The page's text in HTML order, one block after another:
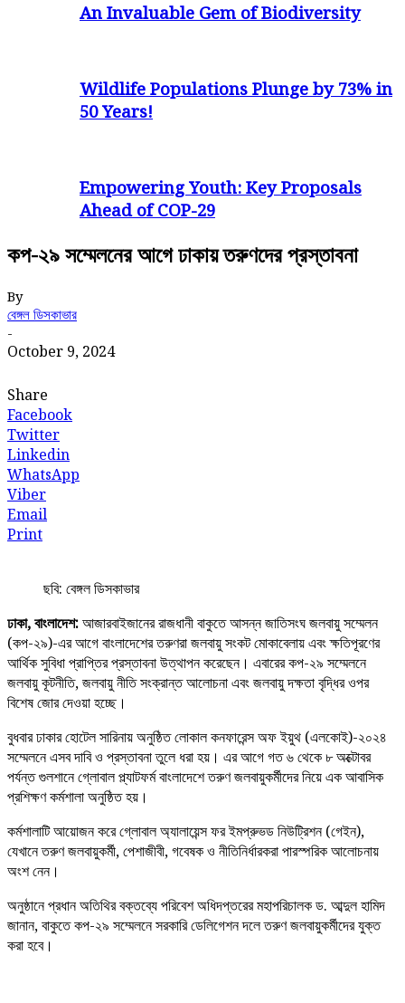
An Invaluable Gem of Biodiversity
Wildlife Populations Plunge by 73% in
50 Years!
Empowering Youth: Key Proposals
Ahead of COP-29
কপ-২৯ সম্মেলনের আগে ঢাকায় তরুণদের প্রস্তাবনা
By
বেঙ্গল ডিসকাভার
-
October 9, 2024
Share
Facebook
Twitter
Linkedin
WhatsApp
Viber
Email
Print
ছবি: বেঙ্গল ডিসকাভার
ঢাকা, বাংলাদেশ:আজারবাইজানের রাজধানী বাকুতে আসন্ন জাতিসংঘ জলবায়ু সম্মেলন
(কপ-২৯)-এর আগে বাংলাদেশের তরুণরা জলবায়ু সংকট মোকাবেলায় এবং ক্ষতিপূরণের
আর্থিক সুবিধা প্রাপ্তির প্রস্তাবনা উত্থাপন করেছেন। এবারের কপ-২৯ সম্মেলনে
জলবায়ু কূটনীতি, জলবায়ু নীতি সংক্রান্ত আলোচনা এবং জলবায়ু দক্ষতা বৃদ্ধির ওপর
বিশেষ জোর দেওয়া হচ্ছে।
বুধবার ঢাকার হোটেল সারিনায় অনুষ্ঠিত লোকাল কনফারেন্স অফ ইয়ুথ (এলকোই)-২০২৪
সম্মেলনে এসব দাবি ও প্রস্তাবনা তুলে ধরা হয়। এর আগে গত ৬ থেকে ৮ অক্টোবর
পর্যন্ত গুলশানে গ্লোবাল প্ল্যাটফর্ম বাংলাদেশে তরুণ জলবায়ুকর্মীদের নিয়ে এক আবাসিক
প্রশিক্ষণ কর্মশালা অনুষ্ঠিত হয়।
কর্মশালাটি আয়োজন করে গ্লোবাল অ্যালায়েন্স ফর ইমপ্রুভড নিউট্রিশন (গেইন),
যেখানে তরুণ জলবায়ুকর্মী, পেশাজীবী, গবেষক ও নীতিনির্ধারকরা পারস্পরিক আলোচনায়
অংশ নেন।
অনুষ্ঠানে প্রধান অতিথির বক্তব্যে পরিবেশ অধিদপ্তরের মহাপরিচালক ড. আব্দুল হামিদ
জানান, বাকুতে কপ-২৯ সম্মেলনে সরকারি ডেলিগেশন দলে তরুণ জলবায়ুকর্মীদের যুক্ত
করা হবে।